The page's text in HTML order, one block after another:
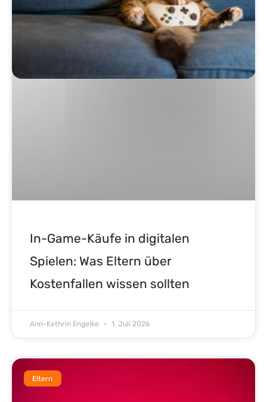
In-Game-Käufe in digitalen
Spielen: Was Eltern über
Kostenfallen wissen sollten
Ann-Kathrin Engelke 1. Juli 2026
Eltern